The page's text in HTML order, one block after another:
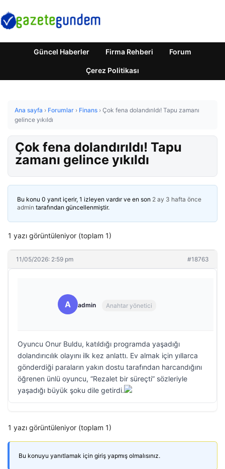
Güncel Haberler Firma Rehberi Forum
Çerez Politikası
Ana sayfa › Forumlar › Finans › Çok fena dolandırıldı! Tapu zamanı
gelince yıkıldı
Çok fena dolandırıldı! Tapu
zamanı gelince yıkıldı
Bu konu 0 yanıt içerir, 1 izleyen vardır ve en son 2 ay 3 hafta önce
admin tarafından güncellenmiştir.
1 yazı görüntüleniyor (toplam 1)
11/05/2026: 2:59 pm #18763
A admin Anahtar yönetici
Oyuncu Onur Buldu, katıldığı programda yaşadığı
dolandırıcılık olayını ilk kez anlattı. Ev almak için yıllarca
gönderdiği paraların yakın dostu tarafından harcandığını
öğrenen ünlü oyuncu, “Rezalet bir süreçti” sözleriyle
yaşadığı büyük şoku dile getirdi.
1 yazı görüntüleniyor (toplam 1)
Bu konuyu yanıtlamak için giriş yapmış olmalısınız.